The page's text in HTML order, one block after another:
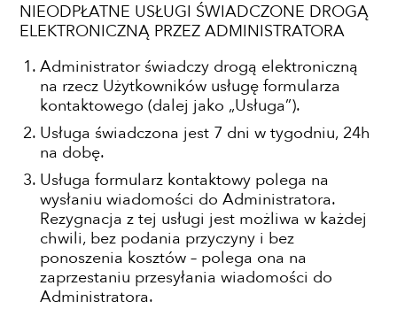
NIEODPŁATNE USŁUGI ŚWIADCZONE DROGĄ
ELEKTRONICZNĄ PRZEZ ADMINISTRATORA
Administrator świadczy drogą elektroniczną
na rzecz Użytkowników usługę formularza
kontaktowego (dalej jako „Usługa”).
Usługa świadczona jest 7 dni w tygodniu, 24h
na dobę.
Usługa formularz kontaktowy polega na
wysłaniu wiadomości do Administratora.
Rezygnacja z tej usługi jest możliwa w każdej
chwili, bez podania przyczyny i bez
ponoszenia kosztów – polega ona na
zaprzestaniu przesyłania wiadomości do
Administratora.